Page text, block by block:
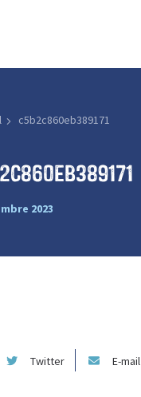
c5b2c860eb389171
2023
Twitter E-mail